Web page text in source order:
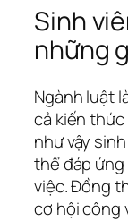
Sinh
những
Ngành luật
cả kiến
như vậy
thể đáp
việc. Đồng
cơ hội công